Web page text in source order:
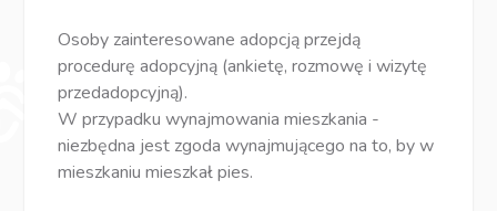
Osoby zainteresowane adopcją przejdą
procedurę adopcyjną (ankietę, rozmowę i wizytę
przedadopcyjną).
W przypadku wynajmowania mieszkania -
niezbędna jest zgoda wynajmującego na to, by w
mieszkaniu mieszkał pies.